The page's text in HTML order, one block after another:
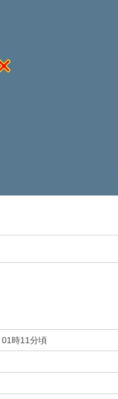
時11分頃